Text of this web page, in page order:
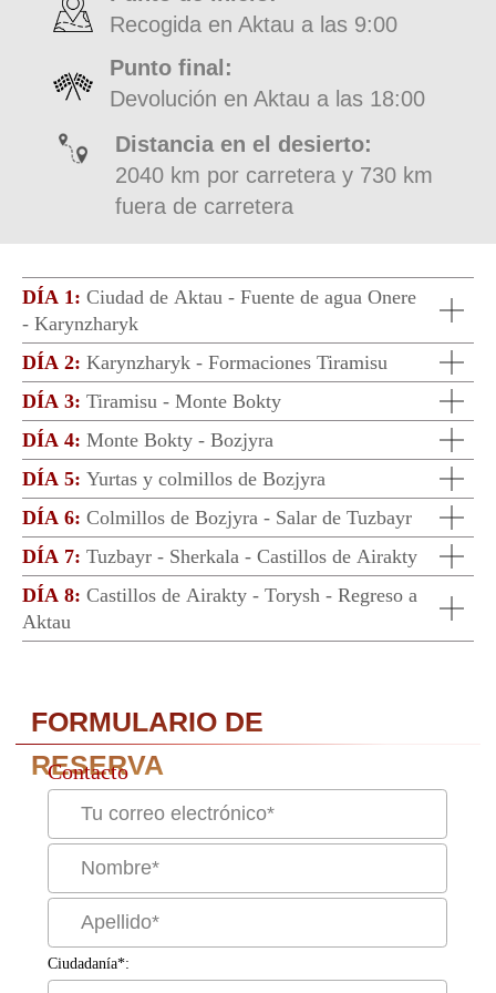
DÍA 1: Ciudad de Aktau - Fuente de agua Onere
- Karynzharyk
DÍA 2: Karynzharyk - Formaciones Tiramisu
DÍA 3: Tiramisu - Monte Bokty
DÍA 4: Monte Bokty - Bozjyra
DÍA 5: Yurtas y colmillos de Bozjyra
DÍA 6: Colmillos de Bozjyra - Salar de Tuzbayr
DÍA 7: Tuzbayr - Sherkala - Castillos de Airakty
DÍA 8: Castillos de Airakty - Torysh - Regreso a
Aktau